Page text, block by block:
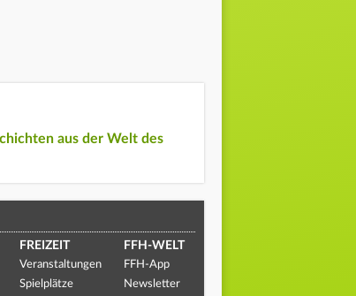
aus der Welt des
FREIZEIT
Veranstaltungen
Spielplätze
FFH-WELT
FFH-App
Newsletter